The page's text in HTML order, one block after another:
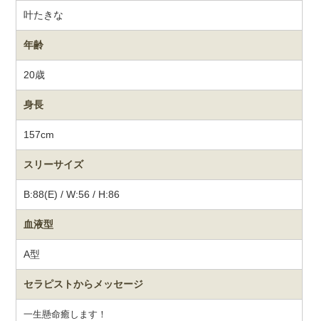
叶たきな
年齢
20歳
身長
157cm
スリーサイズ
B:88(E) / W:56 / H:86
血液型
A型
セラピストから メッセージ
一生懸命癒します！